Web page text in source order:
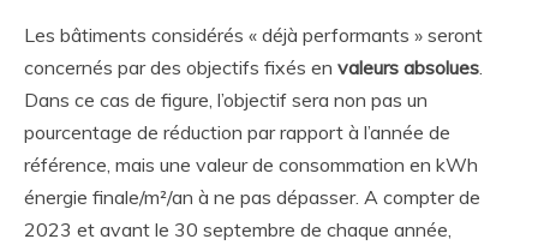
Les bâtiments considérés « déjà performants » seront
concernés par des objectifs fixés en valeurs absolues
Dans ce cas de figure, l’objectif sera non pas un
pourcentage de réduction par rapport à l’année de
référence, mais une valeur de consommation en kWh
énergie finale/m²/an à ne pas dépasser. A compter de
2023 et avant le 30 septembre de chaque année,